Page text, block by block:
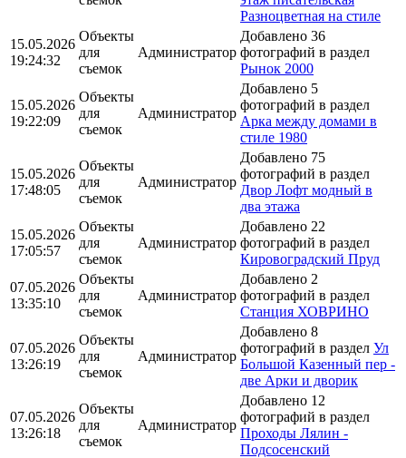
Разноцветная на стиле
15.05.2026
19:24:32
Объекты
для
съемок
Администратор
Добавлено 36
фотографий в раздел
Рынок 2000
15.05.2026
19:22:09
Объекты
для
съемок
Администратор
Добавлено 5
фотографий в раздел
Арка между домами в
стиле 1980
15.05.2026
17:48:05
Объекты
для
съемок
Администратор
Добавлено 75
фотографий в раздел
Двор Лофт модный в
два этажа
15.05.2026
17:05:57
Объекты
для
съемок
Администратор
Добавлено 22
фотографий в раздел
Кировоградский Пруд
07.05.2026
13:35:10
Объекты
для
съемок
Администратор
Добавлено 2
фотографий в раздел
Станция ХОВРИНО
07.05.2026
13:26:19
Объекты
для
съемок
Администратор
Добавлено 8
фотографий в раздел Ул
Большой Казенный пер -
две Арки и дворик
07.05.2026
13:26:18
Объекты
для
съемок
Администратор
Добавлено 12
фотографий в раздел
Проходы Лялин -
Подсосенский